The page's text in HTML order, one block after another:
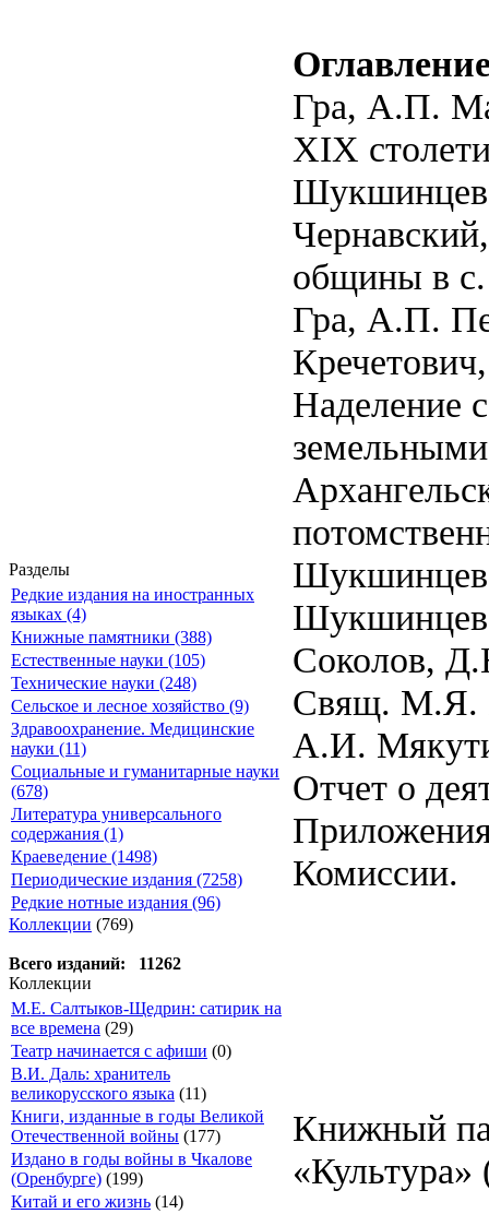
Разделы
Редкие издания на иностранных
языках (4)
Книжные памятники (388)
Естественные науки (105)
Технические науки (248)
Сельское и лесное хозяйство (9)
Здравоохранение. Медицинские
науки (11)
Социальные и гуманитарные науки
(678)
Литература универсального
содержания (1)
Краеведение (1498)
Периодические издания (7258)
Редкие нотные издания (96)
Коллекции (769)
Всего изданий: 11262
Коллекции
М.Е. Салтыков-Щедрин: сатирик на
все времена (29)
Театр начинается с афиши (0)
В.И. Даль: хранитель
великорусского языка (11)
Книги, изданные в годы Великой
Отечественной войны (177)
Издано в годы войны в Чкалове
(Оренбурге) (199)
Китай и его жизнь (14)
Гра, А.П.
XIX
общины в с.
Гра, А.П.
Наделение
Соколов,
Свящ. М.Я.
А.И.
Отчет о
Комиссии.
Книжный